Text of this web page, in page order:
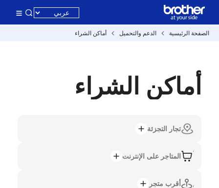
الصفحة الرئيسية الدعم والتحميل أماكن الشراء
أماكن الشراء
تجار التجزئة
المتاجر على الإنترنت
أقرب متجر